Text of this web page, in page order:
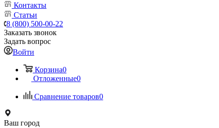
Контакты
Статьи
8 (800) 500-00-22
Заказать звонок
Задать вопрос
Войти
Корзина0
Отложенные0
Сравнение товаров0
Ваш город